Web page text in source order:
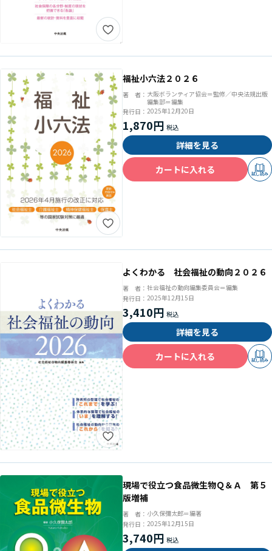
福祉小六法２０２６
著 者： 大阪ボランティア協会＝監修／中央法規出版
編集部＝編集
発行日： 2025年12月20日
1,870円
詳細を見る
カートに入れる
試し読み
よくわかる 社会福祉の動向２０２６
著 者： 社会福祉の動向編集委員会＝編集
発行日： 2025年12月15日
3,410円
詳細を見る
カートに入れる
試し読み
現場で役立つ食品微生物Ｑ＆Ａ 第５
版増補
著 者： 小久保彌太郎＝編著
発行日： 2025年12月15日
3,740円